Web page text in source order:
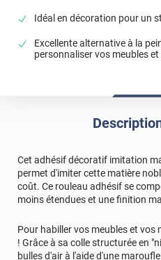
Idéal en décoration pour un
Excellente alternative à la
personnaliser vos meubles
Cet adhésif décoratif imitation
permet d'imiter cette matière
coût. Ce rouleau adhésif se
moins étendues et une finition
Pour habiller vos meubles et vos
! Grâce à sa colle structurée en
bulles d'air à l'aide d'une